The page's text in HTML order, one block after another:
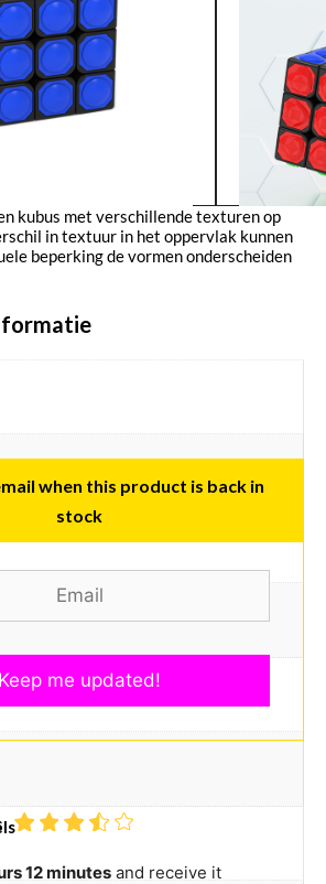
kubus met verschillende texturen op
in textuur in het oppervlak kunnen
beperking de vormen onderscheiden
when this product is back in
stock
12 minutes and receive it